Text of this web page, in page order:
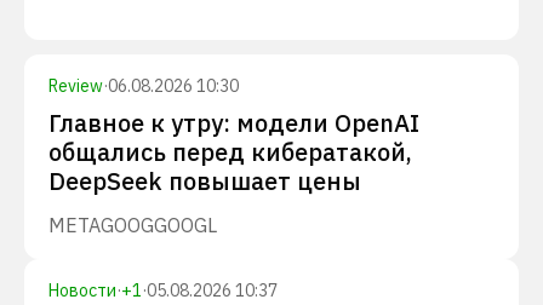
Review·06.08.2026 10:30
Главное к утру: модели OpenAI
общались перед кибератакой,
DeepSeek повышает цены
METAGOOGGOOGL
Новости·+1·05.08.2026 10:37